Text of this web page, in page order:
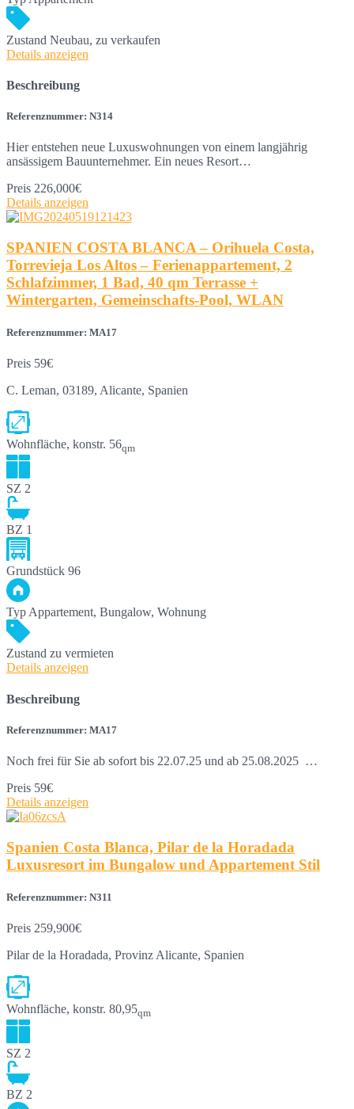
Zustand Neubau, zu verkaufen
Details anzeigen
Beschreibung
Referenznummer: N314
Hier entstehen neue Luxuswohnungen von einem langjährig
ansässigem Bauunternehmer. Ein neues Resort…
Preis 226,000€
Details anzeigen
SPANIEN COSTA BLANCA – Orihuela Costa,
Torrevieja Los Altos – Ferienappartement, 2
Schlafzimmer, 1 Bad, 40 qm Terrasse +
Wintergarten, Gemeinschafts-Pool, WLAN
Referenznummer: MA17
Preis 59€
C. Leman, 03189, Alicante, Spanien
Wohnfläche, konstr. 56qm
SZ 2
BZ 1
Grundstück 96
TypAppartement, Bungalow, Wohnung
Zustand zu vermieten
Details anzeigen
Beschreibung
Referenznummer: MA17
Noch frei für Sie ab sofort bis 22.07.25 und ab 25.08.2025 …
Preis 59€
Details anzeigen
Spanien Costa Blanca, Pilar de la Horadada
Luxusresort im Bungalow und Appartement Stil
Referenznummer: N311
Preis 259,900€
Pilar de la Horadada, Provinz Alicante, Spanien
Wohnfläche, konstr. 80,95qm
SZ 2
BZ 2